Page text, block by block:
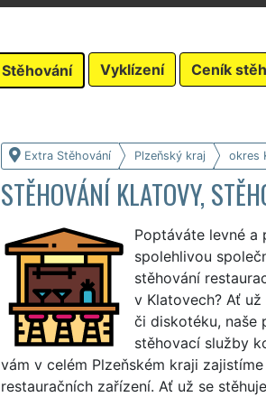
Stěhování Vyklízení Ceník
Extra Stěhování Plzeňský kraj okres
STĚHOVÁNÍ KLATOVY,
Poptáváte levné a
spolehlivou
stěhování
v Klatovech? Ať
či diskotéku, naše
stěhovací služby
vám v celém Plzeňském kraji
restauračních zařízení. Ať už se